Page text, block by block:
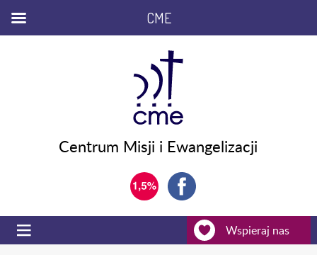
Centrum Misji i Ewangelizacji
Wspieraj nas
CME